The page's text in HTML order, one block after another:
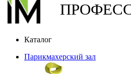
Каталог
Парикмахерский зал